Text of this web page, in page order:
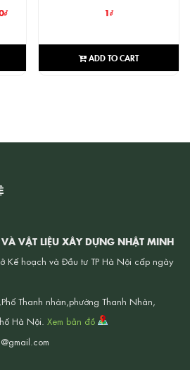
₫ 1₫
ADD TO CART
VẬT LIỆU XÂY DỰNG NHẬT MINH
Kế hoạch và Đầu tư TP Hà Nội cấp ngày
Thanh nhàn,phường Thanh Nhàn,
Hà Nội. Xem bản đồ